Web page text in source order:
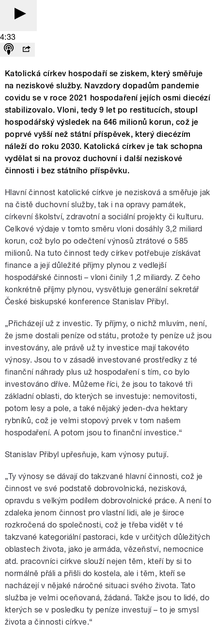
4:33
Katolická církev hospodaří se ziskem, který směřuje
na neziskové služby. Navzdory dopadům pandemie
covidu se v roce 2021 hospodaření jejích osmi diecézí
stabilizovalo. Vloni, tedy 9 let po restitucích, stoupl
hospodářský výsledek na 646 milionů korun, což je
poprvé vyšší než státní příspěvek, který diecézím
náleží do roku 2030. Katolická církev je tak schopna
vydělat si na provoz duchovní i další neziskové
činnosti i bez státního příspěvku.
Hlavní činnost katolické církve je nezisková a směřuje jak
na čistě duchovní služby, tak i na opravy památek,
církevní školství, zdravotní a sociální projekty či kulturu.
Celkové výdaje v tomto směru vloni dosáhly 3,2 miliard
korun, což bylo po odečtení výnosů ztrátové o 585
milionů. Na tuto činnost tedy církev potřebuje získávat
finance a její důležité příjmy plynou z vedlejší
hospodářské činnosti – vloni činily 1,2 miliardy. Z čeho
konkrétně příjmy plynou, vysvětluje generální sekretář
České biskupské konference Stanislav Přibyl.
„Přicházejí už z investic. Ty příjmy, o nichž mluvím, není,
že jsme dostali peníze od státu, protože ty peníze už jsou
investovány, ale právě už ty investice mají takovéto
výnosy. Jsou to v zásadě investované prostředky z té
finanční náhrady plus už hospodaření s tím, co bylo
investováno dříve. Můžeme říci, že jsou to takové tři
základní oblasti, do kterých se investuje: nemovitosti,
potom lesy a pole, a také nějaký jeden-dva hektary
rybníků, což je velmi stopový prvek v tom našem
hospodaření. A potom jsou to finanční investice.“
Stanislav Přibyl upřesňuje, kam výnosy putují.
„Ty výnosy se dávají do takzvané hlavní činnosti, což je
činnost ve své podstatě dobrovolnická, nezisková,
opravdu s velkým podílem dobrovolnické práce. A není to
zdaleka jenom činnost pro vlastní lidi, ale je široce
rozkročená do společnosti, což je třeba vidět v té
takzvané kategoriální pastoraci, kde v určitých důležitých
oblastech života, jako je armáda, vězeňství, nemocnice
atd. pracovníci církve slouží nejen těm, kteří by si to
normálně přáli a přišli do kostela, ale i těm, kteří se
nacházejí v nějaké náročné situaci svého života. Tato
služba je velmi oceňovaná, žádaná. Takže jsou to lidé, do
kterých se v posledku ty peníze investují – to je smysl
života a činnosti církve.“